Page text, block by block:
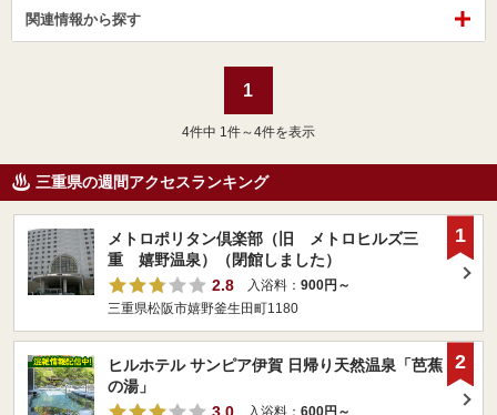
関連情報から探す
1
4件中 1件～4件を表示
三重県の週間アクセスランキング
メトロポリタン倶楽部（旧 メトロヒルズ三
重 嬉野温泉）（閉館しました）
2.8
入浴料： 900円～
三重県松阪市嬉野釜生田町1180
1
ヒルホテル サンピア伊賀 日帰り天然温泉「芭蕉
の湯」
3.0
入浴料： 600円～
2